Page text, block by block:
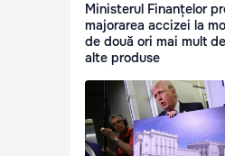
Ministerul Finanțelor
majorarea accizei la
de două ori mai mult
alte produse